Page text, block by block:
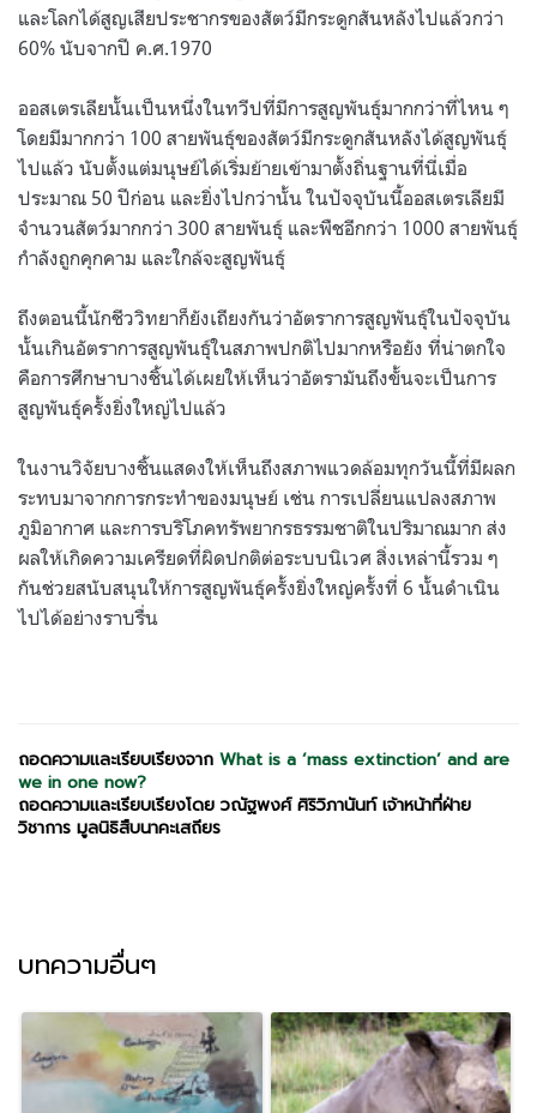
และโลกได้สูญเสียประชากรของสัตว์มีกระดูกสันหลังไปแล้วกว่า
60% นับจากปี ค.ศ.1970
ออสเตรเลียนั้นเป็นหนึ่งในทวีปที่มีการสูญพันธุ์มากกว่าที่ไหน ๆ
โดยมีมากกว่า 100 สายพันธุ์ของสัตว์มีกระดูกสันหลังได้สูญพันธุ์
ไปแล้ว นับตั้งแต่มนุษย์ได้เริ่มย้ายเข้ามาตั้งถิ่นฐานที่นี่เมื่อ
ประมาณ 50 ปีก่อน และยิ่งไปกว่านั้น ในปัจจุบันนี้ออสเตรเลียมี
จำนวนสัตว์มากกว่า 300 สายพันธุ์ และพืชอีกกว่า 1000 สายพันธุ์
กำลังถูกคุกคาม และใกล้จะสูญพันธุ์
ถึงตอนนี้นักชีววิทยาก็ยังเถียงกันว่าอัตราการสูญพันธุ์ในปัจจุบัน
นั้นเกินอัตราการสูญพันธุ์ในสภาพปกติไปมากหรือยัง ที่น่าตกใจ
คือการศึกษาบางชิ้นได้เผยให้เห็นว่าอัตรามันถึงขั้นจะเป็นการ
สูญพันธุ์ครั้งยิ่งใหญ่ไปแล้ว
ในงานวิจัยบางชิ้นแสดงให้เห็นถึงสภาพแวดล้อมทุกวันนี้ที่มีผลก
ระทบมาจากการกระทำของมนุษย์ เช่น การเปลี่ยนแปลงสภาพ
ภูมิอากาศ และการบริโภคทรัพยากรธรรมชาติในปริมาณมาก ส่ง
ผลให้เกิดความเครียดที่ผิดปกติต่อระบบนิเวศ สิ่งเหล่านี้รวม ๆ
กันช่วยสนับสนุนให้การสูญพันธุ์ครั้งยิ่งใหญ่ครั้งที่ 6 นั้นดำเนิน
ไปได้อย่างราบรื่น
ถอดความและเรียบเรียงจาก What is a ‘mass extinction’ and are
we in one now?
ถอดความและเรียบเรียงโดย วณัฐพงศ์ ศิริวิภานันท์ เจ้าหน้าที่ฝ่าย
วิชาการ มูลนิธิสืบนาคะเสถียร
บทความอื่นๆ